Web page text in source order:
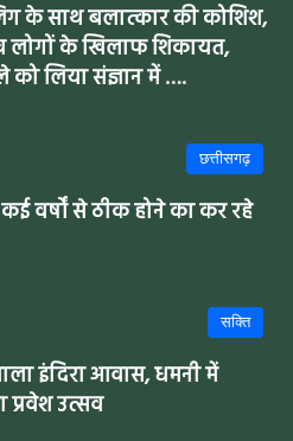
के साथ बलात्कार की कोशिश,
लोगों के खिलाफ शिकायत,
को लिया संज्ञान में ….
छत्तीसगढ़
वर्षों से ठीक होने का कर रहे
सक्ति
इंदिरा आवास, धमनी में
प्रवेश उत्सव